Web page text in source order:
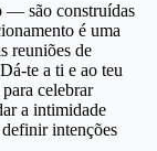
— são construídas
é uma
reuniões de
te a ti e ao teu
celebrar
a intimidade
intenções